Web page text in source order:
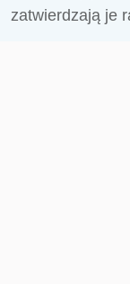
zatwierdzają je